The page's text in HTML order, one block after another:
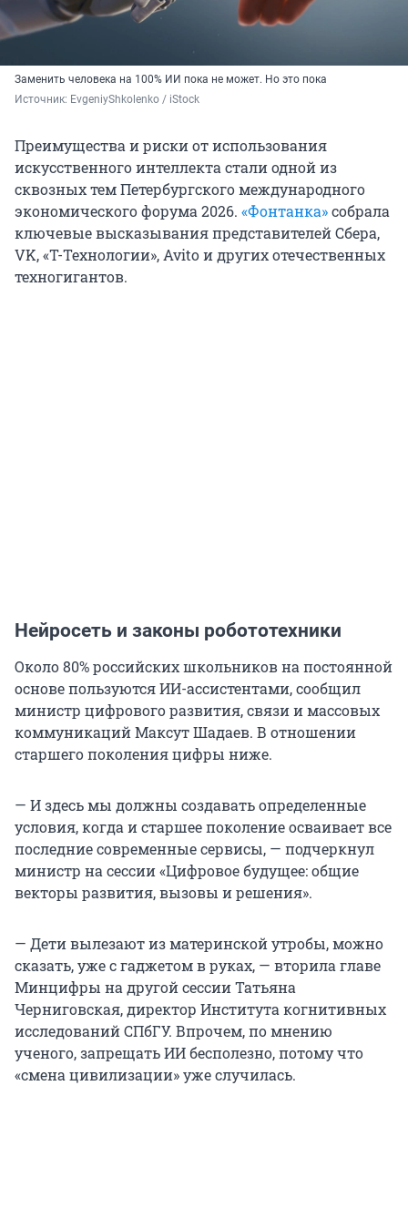
Заменить человека на 100% ИИ пока не может. Но это пока
Источник: EvgeniyShkolenko / iStock
Преимущества и риски от использования
искусственного интеллекта стали одной из
сквозных тем Петербургского международного
экономического форума 2026. «Фонтанка»собрала
ключевые высказывания представителей Сбера,
VK, «T-Технологии», Avito и других отечественных
техногигантов.
Нейросеть и законы робототехники
Около 80% российских школьников на постоянной
основе пользуются ИИ-ассистентами, сообщил
министр цифрового развития, связи и массовых
коммуникаций Максут Шадаев. В отношении
старшего поколения цифры ниже.
— И здесь мы должны создавать определенные
условия, когда и старшее поколение осваивает все
последние современные сервисы, — подчеркнул
министр на сессии «Цифровое будущее: общие
векторы развития, вызовы и решения».
— Дети вылезают из материнской утробы, можно
сказать, уже с гаджетом в руках, — вторила главе
Минцифры на другой сессии Татьяна
Черниговская, директор Института когнитивных
исследований СПбГУ. Впрочем, по мнению
ученого, запрещать ИИ бесполезно, потому что
«смена цивилизации» уже случилась.